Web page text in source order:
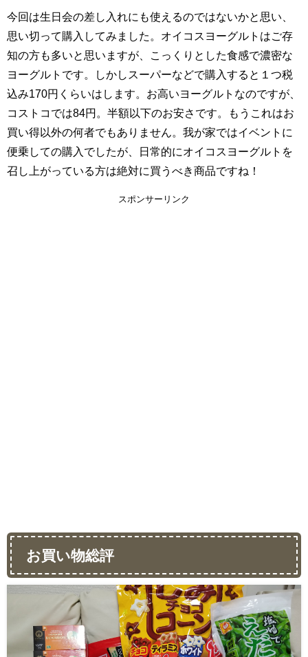
今回は生日会の差し入れにも使えるのではないかと思い、
思い切って購入してみました。オイコスヨーグルトはご存
知の方も多いと思いますが、こっくりとした食感で濃密な
ヨーグルトです。しかしスーパーなどで購入すると１つ税
込み170円くらいはします。お高いヨーグルトなのですが、
コストコでは84円。半額以下のお安さです。もうこれはお
買い得以外の何者でもありません。我が家ではイベントに
便乗しての購入でしたが、日常的にオイコスヨーグルトを
召し上がっている方は絶対に買うべき商品ですね！
スポンサーリンク
お買い物総評